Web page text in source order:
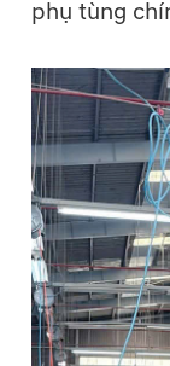
phụ tùng